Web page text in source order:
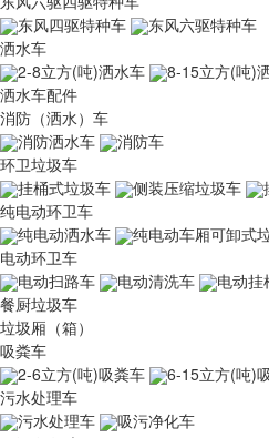
东风四驱特种车
东风六驱特种车
洒水车
2-8立方(吨)洒水车
8-15立方(吨)
洒水车配件
消防（洒水）车
消防洒水车
消防车
环卫垃圾车
挂桶式垃圾车
侧装压缩垃圾车
纯电动环卫车
纯电动洒水车
纯电动车厢可卸式
电动环卫车
电动扫路车
电动清洗车 电动挂
餐厨垃圾车
垃圾厢（箱）
吸粪车
2-6立方(吨)吸粪车
6-15立方(吨)
污水处理车
污水处理车
吸污净化车